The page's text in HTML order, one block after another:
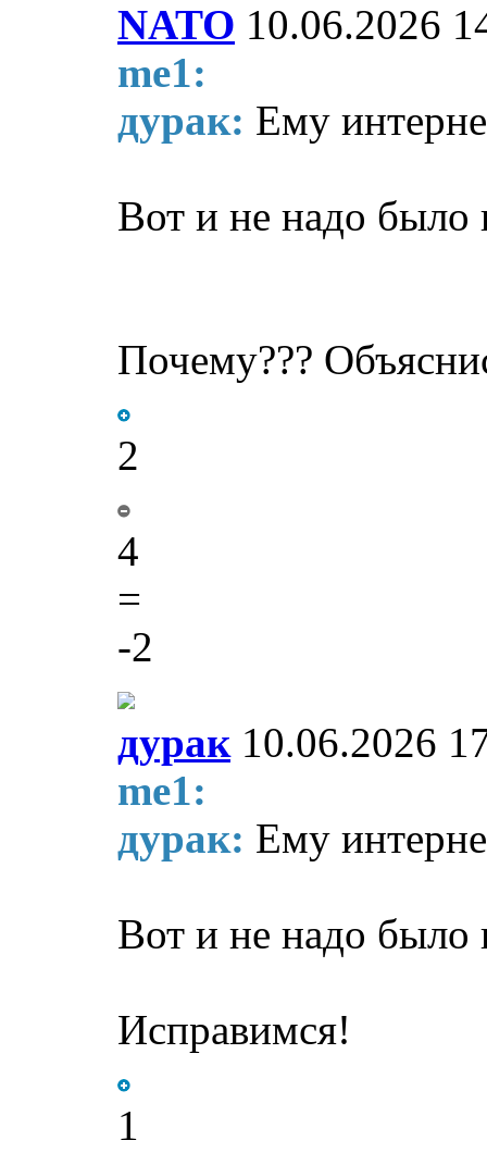
NATO 10.06.2026
me1:
дурак: Ему
Вот и не надо было
Почему???
2
4
=
-2
дурак10.06.2026
me1:
дурак: Ему
Вот и не надо было
Исправимся!
1